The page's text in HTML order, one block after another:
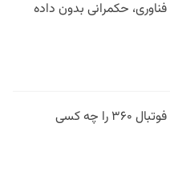
حکمرانی بدون داده
فیلتر در وقت اضافه؛ فوتبال ۳۶۰ را چه کسی